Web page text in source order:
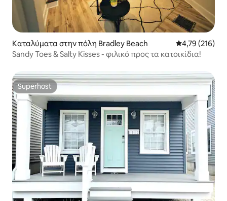
Καταλύματα στην πόλη Bradley Beach Μέση
4,79 (216)
Sandy Toes & Salty Kisses - φιλικό προς τα κατοικίδια!
Superhost
Superhost